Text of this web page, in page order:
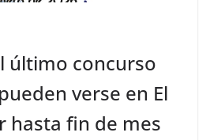
último concurso
verse en El
hasta fin de mes